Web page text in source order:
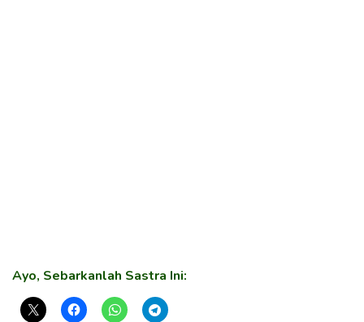
Ayo, Sebarkanlah Sastra Ini: